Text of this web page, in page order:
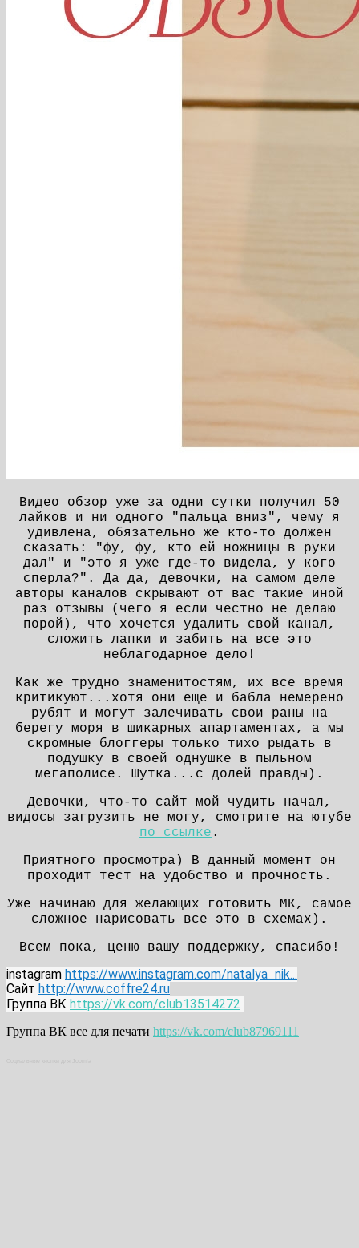
Видео обзор уже за одни сутки получил 50
лайков и ни одного "пальца вниз", чему я
удивлена, обязательно же кто-то должен
сказать: "фу, фу, кто ей ножницы в руки
дал" и "это я уже где-то видела, у кого
сперла?". Да да, девочки, на самом деле
авторы каналов скрывают от вас такие иной
раз отзывы (чего я если честно не делаю
порой), что хочется удалить свой канал,
сложить лапки и забить на все это
неблагодарное дело!
Как же трудно знаменитостям, их все время
критикуют...хотя они еще и бабла немерено
рубят и могут залечивать свои раны на
берегу моря в шикарных апартаментах, а мы
скромные блоггеры только тихо рыдать в
подушку в своей однушке в пыльном
мегаполисе. Шутка...с долей правды).
Девочки, что-то сайт мой чудить начал,
видосы загрузить не могу, смотрите на ютубе
по ссылке .
Приятного просмотра) В данный момент он
проходит тест на удобство и прочность.
Уже начинаю для желающих готовить МК, самое
сложное нарисовать все это в схемах).
Всем пока, ценю вашу поддержку, спасибо!
instagram https://www.instagram.com/natalya_nik...
Сайт http://www.coffre24.ru
Группа ВК https://vk.com/club13514272
Группа ВК все для печати https://vk.com/club87969111